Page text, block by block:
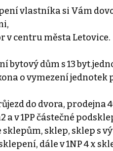
vlastníka si Vám
v centru města Letovice.
bytový dům s 13
o vymezení jednotek
do dvora, prodejna
a v 1PP částečné
sklep, sklep s
dále v 1NP 4 x